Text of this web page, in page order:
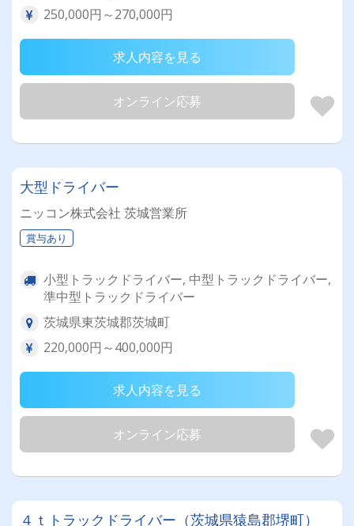
250,000円～270,000円
求人内容を見る
オンライン応募
大型ドライバー
ニッコン株式会社 茨城営業所
賞与あり
小型トラックドライバー, 中型トラックドライバー,
準中型トラックドライバー
茨城県東茨城郡茨城町
220,000円～400,000円
求人内容を見る
オンライン応募
４ｔトラックドライバー（茨城県猿島郡堺町）